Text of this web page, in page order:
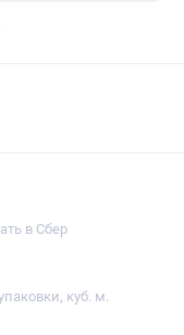
в Сбер
куб. м.